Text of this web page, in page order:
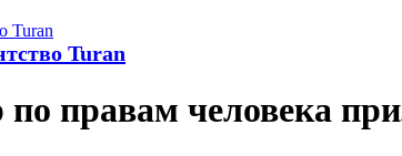
Turan
правам человека